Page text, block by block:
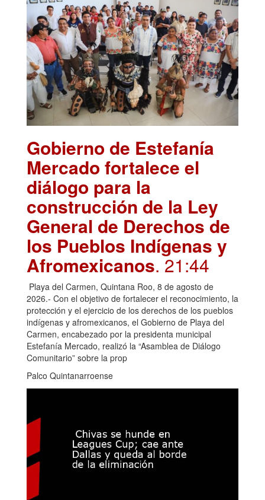
Gobierno de Estefanía
Mercado fortalece el
diálogo para la
construcción de la Ley
General de Derechos de
los Pueblos Indígenas y
Afromexicanos. 21:44
Playa del Carmen, Quintana Roo, 8 de agosto de
2026.- Con el objetivo de fortalecer el reconocimiento, la
protección y el ejercicio de los derechos de los pueblos
indígenas y afromexicanos, el Gobierno de Playa del
Carmen, encabezado por la presidenta municipal
Estefanía Mercado, realizó la “Asamblea de Diálogo
Comunitario” sobre la prop
Palco Quintanarroense